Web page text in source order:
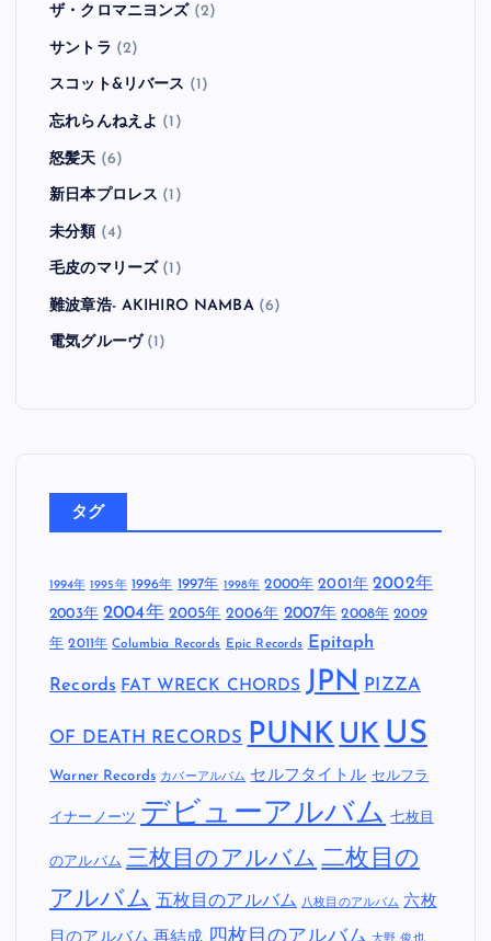
ザ・クロマニヨンズ (2)
サントラ (2)
スコット&リバース (1)
忘れらんねえよ (1)
怒髪天 (6)
新日本プロレス (1)
未分類 (4)
毛皮のマリーズ (1)
難波章浩- AKIHIRO NAMBA(6)
電気グルーヴ(1)
タグ
1994年 1995年 1996年 1997年 1998年 2000年 2001年 2002年
2003年 2004年 2005年 2006年 2007年 2008年 2009
年 2011年 Columbia Records Epic Records Epitaph
Records FAT WRECK CHORDS JPN PIZZA
OF DEATH RECORDS PUNK UK US
Warner Records カバーアルバム セルフタイトル セルフラ
イナーノーツ デビューアルバム 七枚目
のアルバム 三枚目のアルバム 二枚目の
アルバム 五枚目のアルバム 八枚目のアルバム 六枚